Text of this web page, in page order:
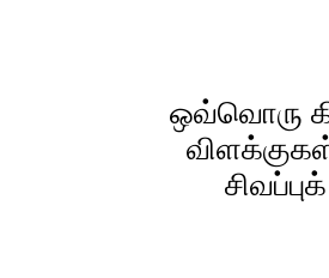
ஒவ்வொரு
விளக்குகள்